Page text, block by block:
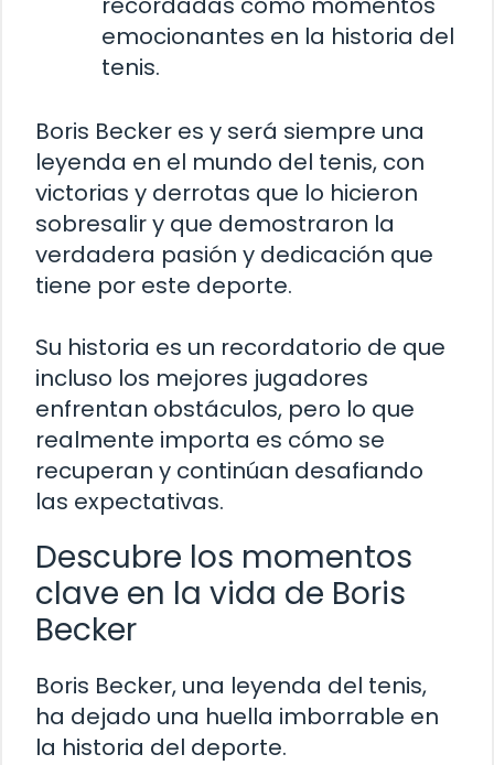
emocionantes en la historia del
tenis.
Boris Becker es y será siempre una
leyenda en el mundo del tenis, con
victorias y derrotas que lo hicieron
sobresalir y que demostraron la
verdadera pasión y dedicación que
tiene por este deporte.
Su historia es un recordatorio de que
incluso los mejores jugadores
enfrentan obstáculos, pero lo que
realmente importa es cómo se
recuperan y continúan desafiando
las expectativas.
Descubre los momentos
clave en la vida de Boris
Becker
Boris Becker, una leyenda del tenis,
ha dejado una huella imborrable en
la historia del deporte.